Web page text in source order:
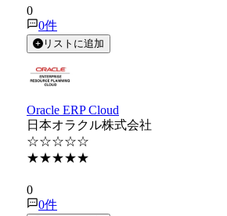
0
0件
リストに追加
Oracle ERP Cloud
日本オラクル株式会社
☆☆☆☆☆
★★★★★
0
0件